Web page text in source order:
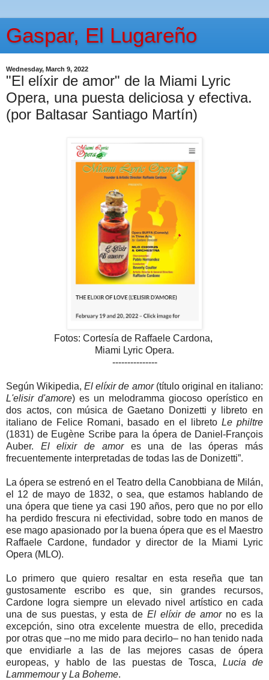
Gaspar, El Lugareño
Wednesday, March 9, 2022
"El elíxir de amor" de la Miami Lyric
Opera, una puesta deliciosa y efectiva.
(por Baltasar Santiago Martín)
Fotos: Cortesía de Raffaele Cardona,
Miami Lyric Opera.
---------------
Según Wikipedia,El elíxir de amor(título original en italiano:
L'elisir d'amore) es un melodramma giocoso operístico en
dos actos, con música de Gaetano Donizetti y libreto en
italiano de Felice Romani, basado en el libretoLe philtre
(1831) de Eugène Scribe para la ópera de Daniel-François
Auber. El elixir de amores una de las óperas más
frecuentemente interpretadas de todas las de Donizetti”.
La ópera se estrenó en el Teatro della Canobbiana de Milán,
el 12 de mayo de 1832, o sea, que estamos hablando de
una ópera que tiene ya casi 190 años, pero que no por ello
ha perdido frescura ni efectividad, sobre todo en manos de
ese mago apasionado por la buena ópera que es el Maestro
Raffaele Cardone, fundador y director de la Miami Lyric
Opera (MLO).
Lo primero que quiero resaltar en esta reseña que tan
gustosamente escribo es que, sin grandes recursos,
Cardone logra siempre un elevado nivel artístico en cada
una de sus puestas, y esta de El elíxir de amorno es la
excepción, sino otra excelente muestra de ello, precedida
por otras que –no me mido para decirlo– no han tenido nada
que envidiarle a las de las mejores casas de ópera
europeas, y hablo de las puestas de Tosca, Lucia de
Lammemoury La Boheme.